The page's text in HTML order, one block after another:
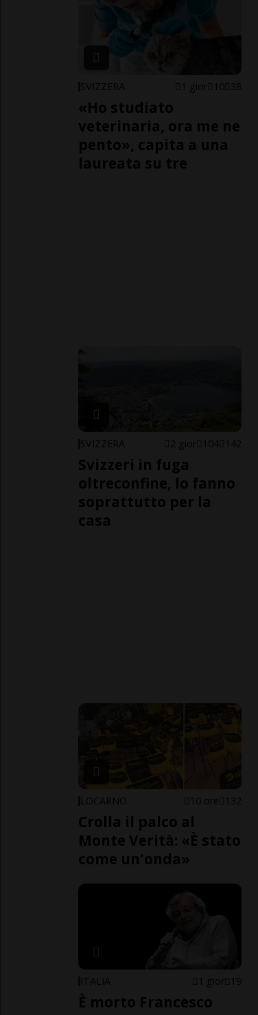
SVIZZERA 1 gior 10 38
«Ho studiato
veterinaria, ora me ne
pento», capita a una
laureata su tre
SVIZZERA 2 gior 104 142
Svizzeri in fuga
oltreconfine, lo fanno
soprattutto per la
casa
LOCARNO 10 ore 132
Crolla il palco al
Monte Verità: «È stato
come un'onda»
ITALIA 1 gior 19
È morto Francesco